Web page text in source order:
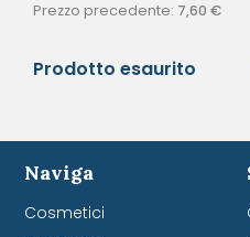
Prezzo precedente: 7,60 €
Prodotto esaurito
Naviga
Cosmetici